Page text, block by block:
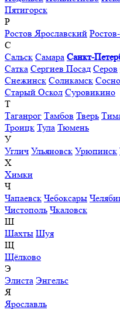
Пятигорск
Р
Ростов Ярославский
С
Сальск Самара Санкт-
Сатка Сергиев Посад Серов
Снежинск Соликамск
Старый Оскол Суровикино
Т
Таганрог Тамбов Тверь
Троицк Тула Тюмень
У
Углич Ульяновск Урюпинск
Х
Химки
Ч
Чапаевск Чебоксары
Чистополь Чкаловск
Ш
Шахты Шуя
Щ
Щёлково
Э
Элиста Энгельс
Я
Ярославль